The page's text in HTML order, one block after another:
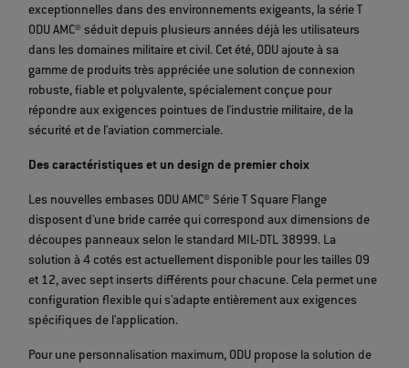
exceptionnelles dans des environnements exigeants, la série T
ODU AMC® séduit depuis plusieurs années déjà les utilisateurs
dans les domaines militaire et civil. Cet été, ODU ajoute à sa
gamme de produits très appréciée une solution de connexion
robuste, fiable et polyvalente, spécialement conçue pour
répondre aux exigences pointues de l'industrie militaire, de la
sécurité et de l'aviation commerciale.
Des caractéristiques et un design de premier choix
Les nouvelles embases ODU AMC® Série T Square Flange
disposent d'une bride carrée qui correspond aux dimensions de
découpes panneaux selon le standard MIL-DTL 38999. La
solution à 4 cotés est actuellement disponible pour les tailles 09
et 12, avec sept inserts différents pour chacune. Cela permet une
configuration flexible qui s'adapte entièrement aux exigences
spécifiques de l'application.
Pour une personnalisation maximum, ODU propose la solution de